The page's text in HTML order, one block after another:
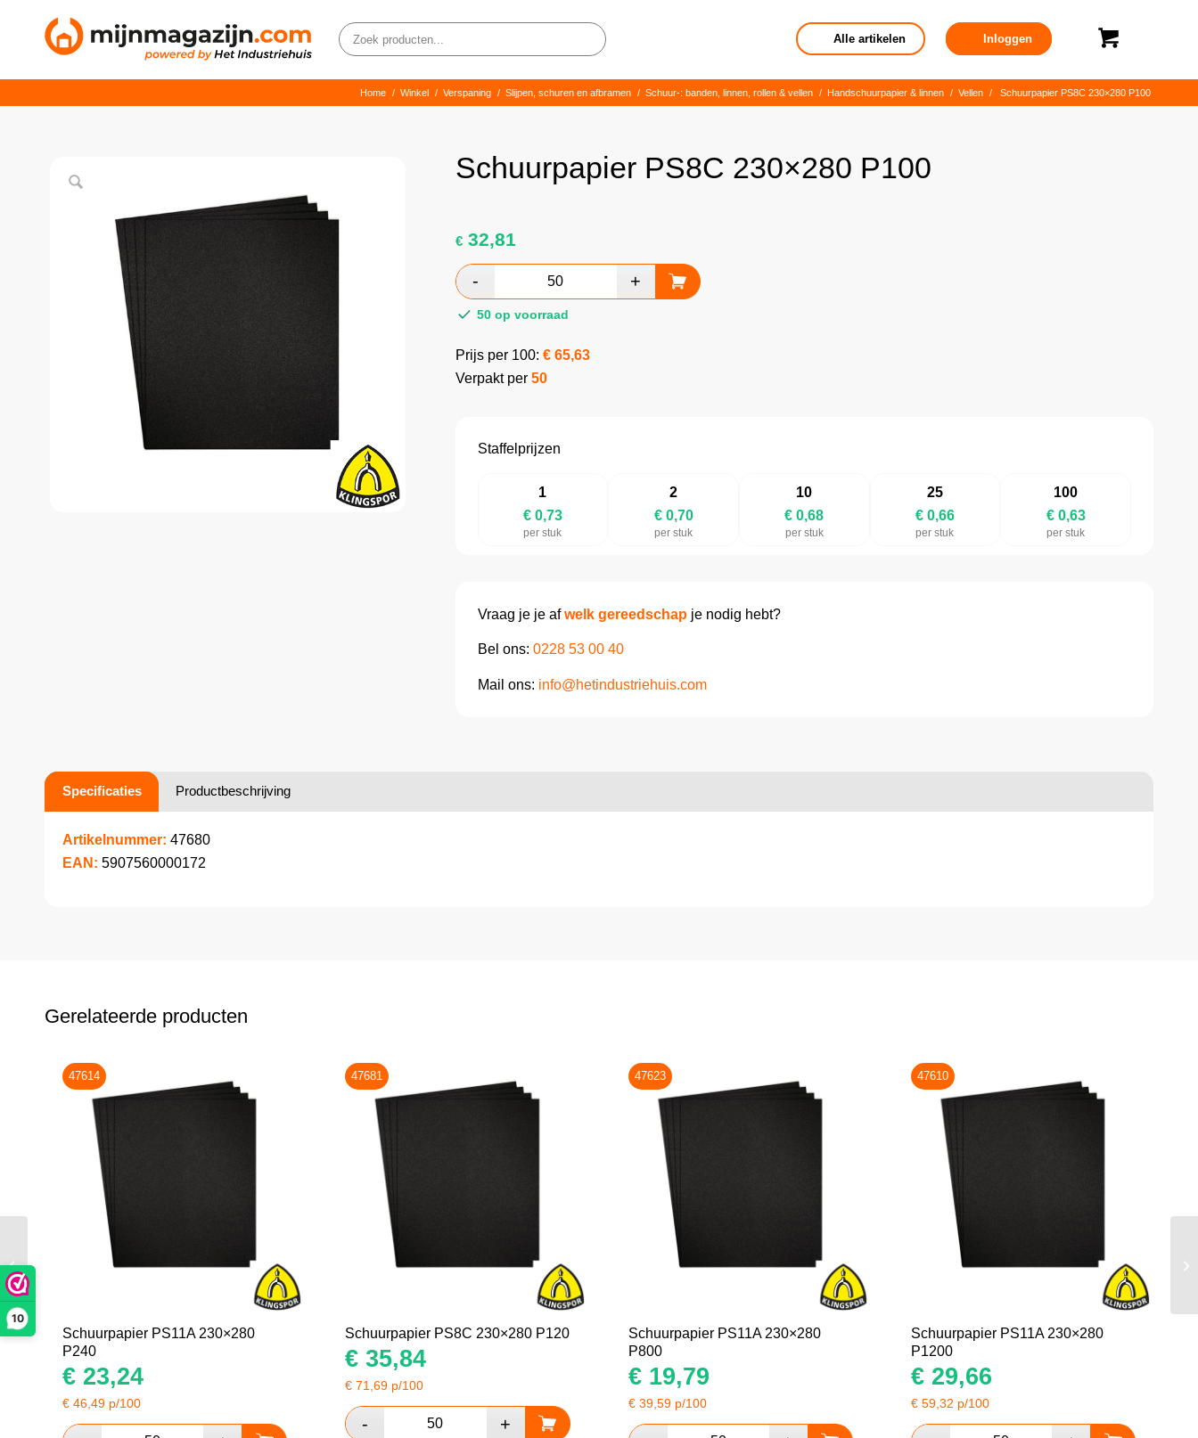
10
Alle artikelen Inloggen
Home / Winkel / Verspaning / Slijpen, schuren en afbramen / Schuur-: banden, linnen, rollen & vellen / Handschuurpapier & linnen / Vellen / Schuurpapier PS8C 230×280 P100
Schuurpapier PS8C 230×280 P100
€32,81
50 op voorraad
Prijs per 100: € 65,63
Verpakt per 50
Staffelprijzen
1
€ 0,73
per stuk
2
€ 0,70
per stuk
10
€ 0,68
per stuk
25
€ 0,66
per stuk
100
€ 0,63
per stuk
Vraag je je afwelk gereedschapje nodig hebt?
Bel ons: 0228 53 00 40
Mail ons: info@hetindustriehuis.com
Specificaties Productbeschrijving
Artikelnummer: 47680
EAN: 5907560000172
Gerelateerde producten
47614
Schuurpapier PS11A 230×280
P240
€ 23,24
€ 46,49 p/100
47681
Schuurpapier PS8C 230×280 P120
€ 35,84
€71,69 p/100
47623
Schuurpapier PS11A 230×280
P800
€19,79
€ 39,59p/100
47610
Schuurpapier PS11A 230×280
P1200
€29,66
€ 59,32 p/100
Schuurpapier PS11A
230×280 P800